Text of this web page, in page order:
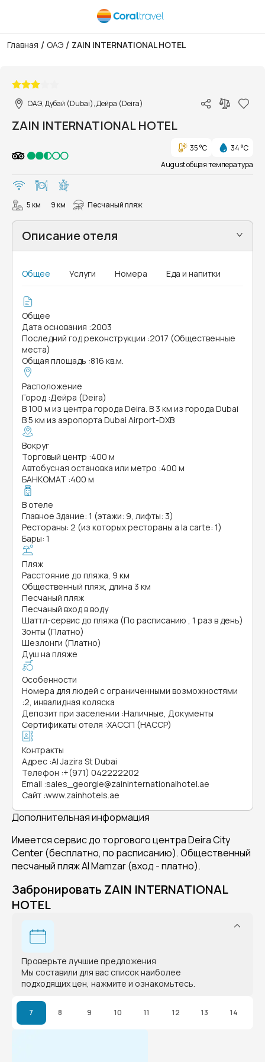
Главная / ОАЭ / ZAIN INTERNATIONAL HOTEL
ОАЭ, Дубай (Dubai), Дейра (Deira)
ZAIN INTERNATIONAL HOTEL
35 °C
34 °C
August общая температура
5 км 9 км Песчаный пляж
Описание отеля
Общее Услуги Номера Еда и напитки
Общее
Дата основания :2003
Последний год реконструкции :2017 (Общественные
места)
Общая площадь :816 кв.м.
Расположение
Город :Дейра (Deira)
В 100 м из центра города Deira. В 3 км из города Dubai
В 5 км из аэропорта Dubai Airport-DXB
Вокруг
Торговый центр :400 м
Автобусная остановка или метро :400 м
БАНКОМАТ :400 м
В отеле
Главное Здание: 1 (этажи: 9, лифты: 3)
Рестораны: 2 (из которых рестораны a la carte: 1)
Бары: 1
Пляж
Расстояние до пляжа, 9 км
Общественный пляж, длина 3 км
Песчаный пляж
Песчаный вход в воду
Шаттл-сервис до пляжа (По расписанию , 1 раз в день)
Зонты (Платно)
Шезлонги (Платно)
Душ на пляже
Особенности
Номера для людей с ограниченными возможностями
:2, инвалидная коляска
Депозит при заселении :Наличные, Документы
Сертификаты отеля :ХАССП (HACCP)
Контракты
Адрес :Al Jazira St Dubai
Телефон :+(971) 042222202
Email :sales_georgie@zaininternationalhotel.ae
Сайт :www.zainhotels.ae
Дополнительная информация
Имеется сервис до торгового центра Deira City
Center (бесплатно, по расписанию). Общественный
песчаный пляж Al Mamzar (вход - платно).
Забронировать ZAIN INTERNATIONAL
HOTEL
Проверьте лучшие предложения
Мы составили для вас список наиболее
подходящих цен, нажмите и ознакомьтесь.
7 8 9 10 11 12 13 14